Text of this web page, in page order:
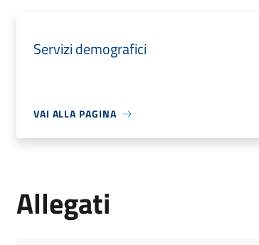
Servizi demografici
VAI ALLA PAGINA
Allegati